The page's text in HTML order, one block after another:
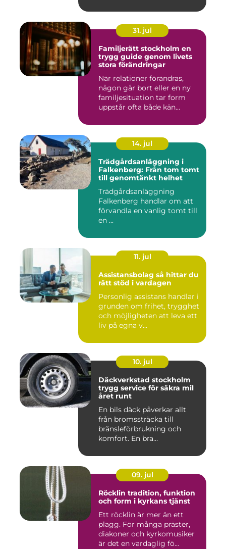
31. jul
Familjerätt stockholm en
trygg guide genom livets
stora förändringar
När relationer förändras,
någon går bort eller en ny
familjesituation tar form
uppstår ofta både kän...
14. jul
Trädgårdsanläggning i
Falkenberg: Från tom tomt
till genomtänkt helhet
Trädgårdsanläggning
Falkenberg handlar om att
förvandla en vanlig tomt till
en ...
11. jul
Assistansbolag så hittar du
rätt stöd i vardagen
Personlig assistans handlar i
grunden om frihet, trygghet
och möjligheten att leva ett
liv på egna v...
10. jul
Däckverkstad stockholm
trygg service för säkra mil
året runt
En bils däck påverkar allt
från bromssträcka till
bränsleförbrukning och
komfort. En bra
09. jul
Röcklin tradition, funktion
och form i kyrkans tjänst
Ett röcklin är mer än ett
plagg. För många präster,
diakoner och kyrkomusiker
är det en vardaglig fö...